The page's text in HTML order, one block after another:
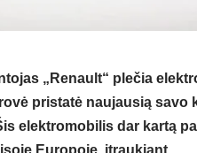
„Renault“ plečia
pristatė naujausią savo
elektromobilis dar kartą
Europoje, įtraukiant